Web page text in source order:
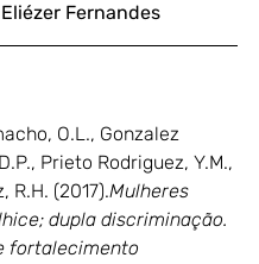
Eliézer Fernandes
O.L., Gonzalez
Prieto Rodriguez, Y.M.,
R.H. (2017).Mulheres
dupla discriminação.
fortalecimento